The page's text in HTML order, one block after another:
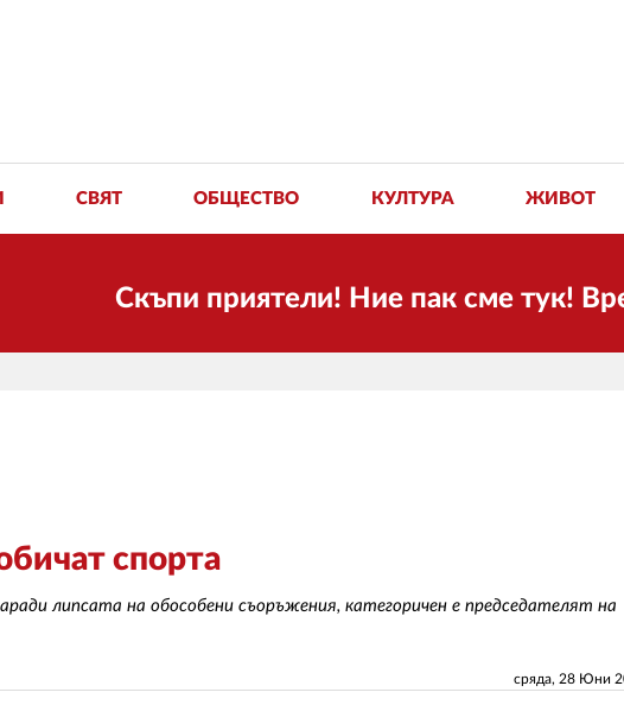
СВЯТ ОБЩЕСТВО КУЛТУРА ЖИВОТ
Скъпи приятели! Ние пак сме тук!
спорта
липсата на обособени съоръжения, категоричен е председателят на
сряда, 28 Юни